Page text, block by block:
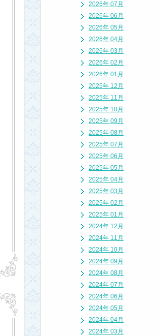
2026年 07月
2026年 06月
2026年 05月
2026年 04月
2026年 03月
2026年 02月
2026年 01月
2025年 12月
2025年 11月
2025年 10月
2025年 09月
2025年 08月
2025年 07月
2025年 06月
2025年 05月
2025年 04月
2025年 03月
2025年 02月
2025年 01月
2024年 12月
2024年 11月
2024年 10月
2024年 09月
2024年 08月
2024年 07月
2024年 06月
2024年 05月
2024年 04月
2024年 03月